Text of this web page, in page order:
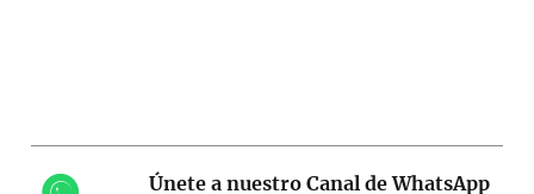
Únete a nuestro Canal de WhatsApp